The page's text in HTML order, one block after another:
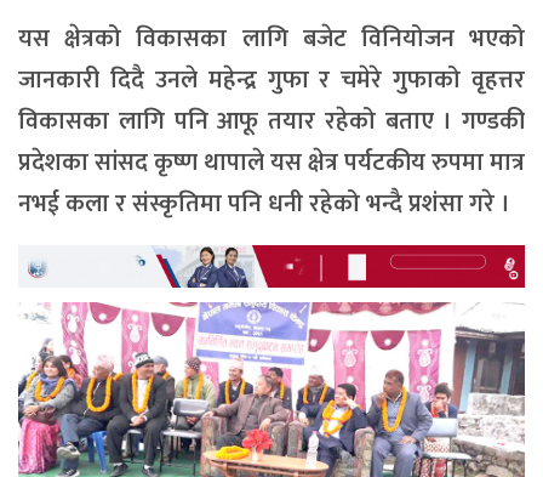
यस क्षेत्रको विकासका लागि बजेट विनियोजन भएको
जानकारी दिदै उनले महेन्द्र गुफा र चमेरे गुफाको वृहत्तर
विकासका लागि पनि आफू तयार रहेको बताए । गण्डकी
प्रदेशका सांसद कृष्ण थापाले यस क्षेत्र पर्यटकीय रुपमा मात्र
नभई कला र संस्कृतिमा पनि धनी रहेको भन्दै प्रशंसा गरे ।